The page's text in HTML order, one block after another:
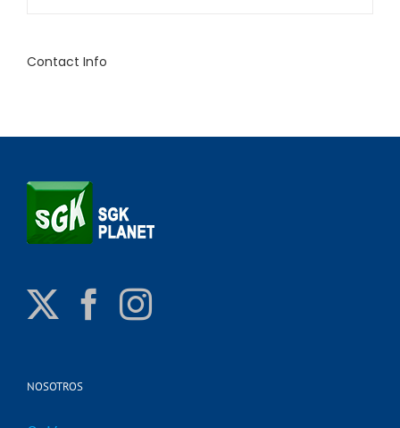
Contact Info
NOSOTROS